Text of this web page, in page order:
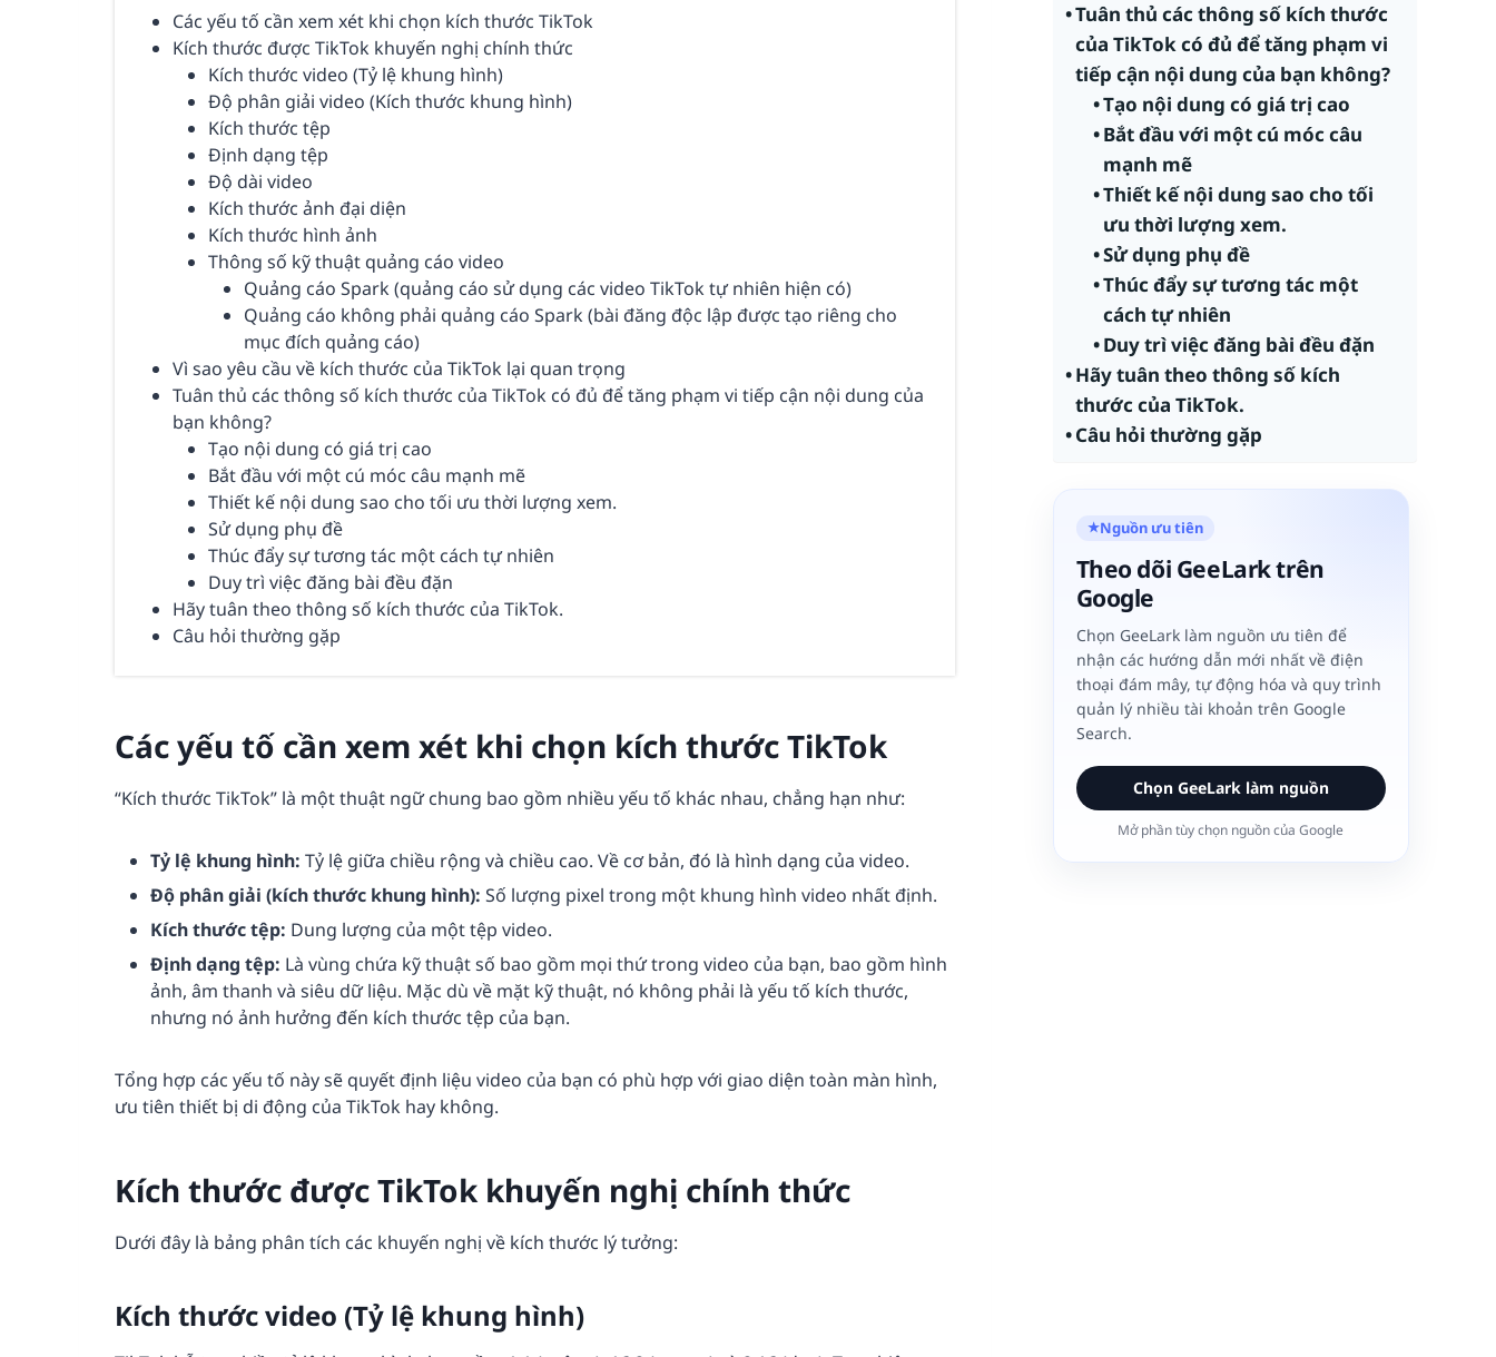
Các yếu tố cần xem xét khi chọn kích thước TikTok
Kích thước được TikTok khuyến nghị chính thức
Kích thước video (Tỷ lệ khung hình)
Độ phân giải video (Kích thước khung hình)
Kích thước tệp
Định dạng tệp
Độ dài video
Kích thước ảnh đại diện
Kích thước hình ảnh
Thông số kỹ thuật quảng cáo video
Quảng cáo Spark (quảng cáo sử dụng các video TikTok tự nhiên hiện có)
Quảng cáo không phải quảng cáo Spark (bài đăng độc lập được tạo riêng cho
mục đích quảng cáo)
Vì sao yêu cầu về kích thước của TikTok lại quan trọng
Tuân thủ các thông số kích thước của TikTok có đủ để tăng phạm vi tiếp cận nội dung của
bạn không?
Tạo nội dung có giá trị cao
Bắt đầu với một cú móc câu mạnh mẽ
Thiết kế nội dung sao cho tối ưu thời lượng xem.
Sử dụng phụ đề
Thúc đẩy sự tương tác một cách tự nhiên
Duy trì việc đăng bài đều đặn
Hãy tuân theo thông số kích thước của TikTok.
Câu hỏi thường gặp
Các yếu tố cần xem xét khi chọn kích thước TikTok
“Kích thước TikTok” là một thuật ngữ chung bao gồm nhiều yếu tố khác nhau, chẳng hạn như:
Tỷ lệ khung hình: Tỷ lệ giữa chiều rộng và chiều cao. Về cơ bản, đó là hình dạng của video.
Độ phân giải (kích thước khung hình): Số lượng pixel trong một khung hình video nhất định.
Kích thước tệp: Dung lượng của một tệp video.
Định dạng tệp: Là vùng chứa kỹ thuật số bao gồm mọi thứ trong video của bạn, bao gồm hình
ảnh, âm thanh và siêu dữ liệu. Mặc dù về mặt kỹ thuật, nó không phải là yếu tố kích thước,
nhưng nó ảnh hưởng đến kích thước tệp của bạn.
Tổng hợp các yếu tố này sẽ quyết định liệu video của bạn có phù hợp với giao diện toàn màn hình,
ưu tiên thiết bị di động của TikTok hay không.
Kích thước được TikTok khuyến nghị chính thức
Dưới đây là bảng phân tích các khuyến nghị về kích thước lý tưởng:
Kích thước video (Tỷ lệ khung hình)
Tuân thủ các thông số kích thước
của TikTok có đủ để tăng phạm vi
tiếp cận nội dung của bạn không?
Tạo nội dung có giá trị cao
Bắt đầu với một cú móc câu
mạnh mẽ
Thiết kế nội dung sao cho tối
ưu thời lượng xem.
Sử dụng phụ đề
Thúc đẩy sự tương tác một
cách tự nhiên
Duy trì việc đăng bài đều đặn
Hãy tuân theo thông số kích
thước của TikTok.
Câu hỏi thường gặp
★Nguồn ưu tiên
Theo dõi GeeLark trên
Google
Chọn GeeLark làm nguồn ưu tiên để
nhận các hướng dẫn mới nhất về điện
thoại đám mây, tự động hóa và quy trình
quản lý nhiều tài khoản trên Google
Search.
Chọn GeeLark làm nguồn
Mở phần tùy chọn nguồn của Google